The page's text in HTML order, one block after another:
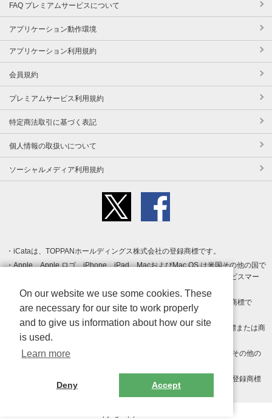
FAQ プレミアムサービスについて
アプリケーション動作環境
アプリケーション利用規約
会員規約
プレミアムサービス利用規約
特定商法取引に基づく表記
個人情報の取扱いについて
ソーシャルメディア利用規約
iCataは、TOPPANホールディングス株式会社の登録商標です。
Apple、Apple ロゴ、iPhone、iPad、MacおよびMac OS は米国その他の国で
登録された Apple Inc. の商標です。App Store は Apple Inc. のサービスマー
クです。
Android、Google Play および Google Play ロゴ は Google LLC の商標で
す。
Windows は Microsoft Inc.の米国およびその他の国における登録商標または商
標です。
Adobe、Adobe Reader、Adobe PDF は、Adobe Inc.の米国およびその他の
その他、記載されている会社名、商品名、ロゴは各社の商標または登録商標
On our website we use some cookies. These
are necessary for our site to work properly
and to give us information about how our site
is used.
Learn more
Deny Accept